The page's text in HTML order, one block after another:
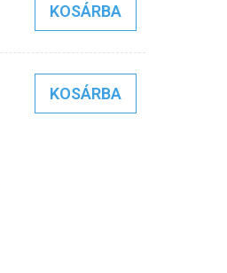
KOSÁRBA
KOSÁRBA